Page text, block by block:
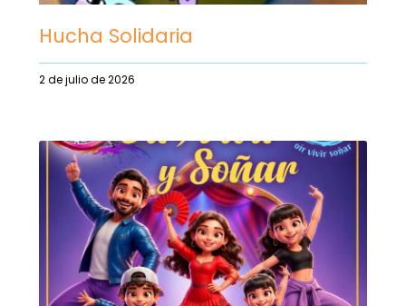
Hucha Solidaria
2 de julio de 2026